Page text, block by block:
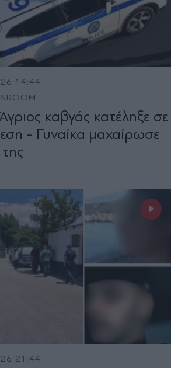
14:44
καβγάς κατέληξε σε
- Γυναίκα μαχαίρωσε
21:44